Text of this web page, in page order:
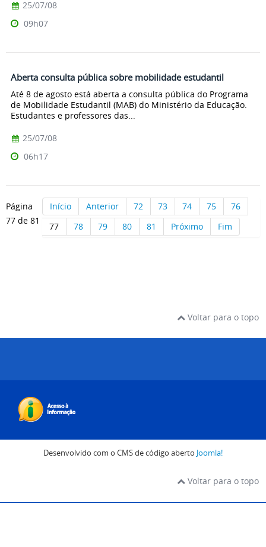
25/07/08
09h07
Aberta consulta pública sobre mobilidade estudantil
Até 8 de agosto está aberta a consulta pública do Programa
de Mobilidade Estudantil (MAB) do Ministério da Educação.
Estudantes e professores das...
25/07/08
06h17
Página
77 de 81
Início Anterior 72 73 74 75
76
77
78 79 80 81 Próximo Fim
Voltar para o topo
Desenvolvido com o CMS de código aberto Joomla!
Voltar para o topo